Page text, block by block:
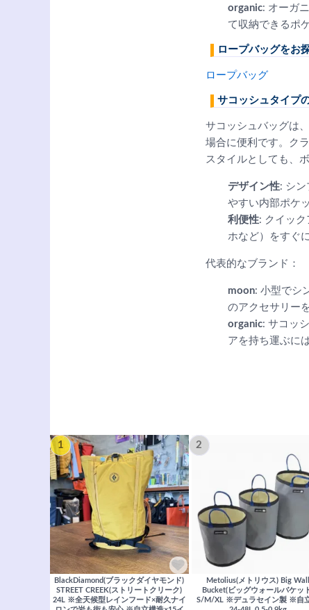
organic: オーガ
て収納できるポ
ロープバッグをお
ロープバッグ
サコッシュタイプ
サコッシュバッグは
場合に便利です。ク
スタイルとしても、
デザイン性: シ
やすい内部ポケ
利便性: クイッ
ホなど）をすぐ
代表的なブランド：
moon: 小型でシ
のアクセサリー
organic: サコッ
アを持ち運ぶに
1
BlackDiamond(ブラックダイヤモンド)
STREET CREEK(ストリートクリーク)
24L ※全天候型レインフード×耐久ナイ
2
Metolius(メトリウス) Big Wall
Bucket(ビッグウォールバケッ
S/M/XL ※デュラセイン製 ※自